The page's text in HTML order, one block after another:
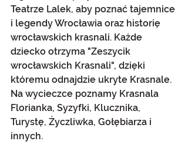
Teatrze Lalek, aby poznać tajemnice
i legendy Wrocławia oraz historię
wrocławskich krasnali. Każde
dziecko otrzyma "Zeszycik
wrocławskich Krasnali", dzięki
któremu odnajdzie ukryte Krasnale.
Na wycieczce poznamy Krasnala
Florianka, Syzyfki, Klucznika,
Turystę, Życzliwka, Gołębiarza i
innych.